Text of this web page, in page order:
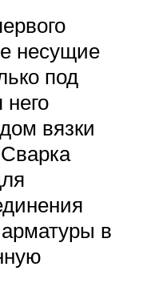
несущие
под
вязки
в